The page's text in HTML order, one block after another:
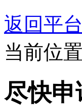
返回平
当前位置
尽快申